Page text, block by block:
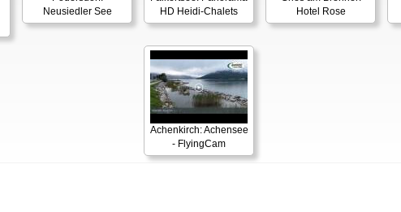
Neusiedler See
HD Heidi-Chalets
Hotel Rose
Achenkirch: Achensee
- FlyingCam